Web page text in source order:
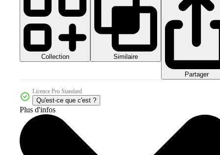
Collection Similaire
Partager
Licence Pro Standard
Qu'est-ce que c'est ?
Plus d'infos